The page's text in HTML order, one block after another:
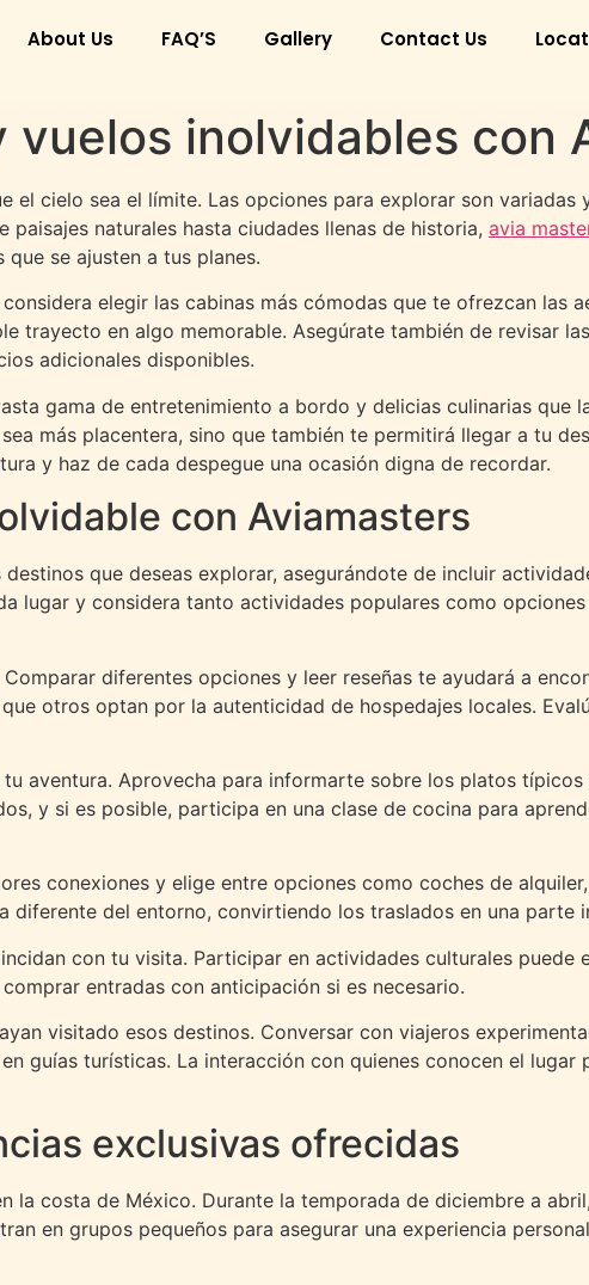
About Us FAQ’S Gallery Contact Us
vuelos inolvidables con
el cielo sea el límite. Las opciones para explorar son variadas
naturales hasta ciudades llenas de historia, avia
se ajusten a tus planes.
elegir las cabinas más cómodas que te ofrezcan las
trayecto en algo memorable. Asegúrate también de revisar
adicionales disponibles.
gama de entretenimiento a bordo y delicias culinarias que
más placentera, sino que también te permitirá llegar a tu
y haz de cada despegue una ocasión digna de recordar.
con Aviamasters
que deseas explorar, asegurándote de incluir
lugar y considera tanto actividades populares como
diferentes opciones y leer reseñas te ayudará a
otros optan por la autenticidad de hospedajes locales.
aventura. Aprovecha para informarte sobre los platos
y si es posible, participa en una clase de cocina para
conexiones y elige entre opciones como coches de
del entorno, convirtiendo los traslados en una parte
con tu visita. Participar en actividades culturales puede
entradas con anticipación si es necesario.
visitado esos destinos. Conversar con viajeros
guías turísticas. La interacción con quienes conocen el
exclusivas ofrecidas
la costa de México. Durante la temporada de diciembre a
en grupos pequeños para asegurar una experiencia